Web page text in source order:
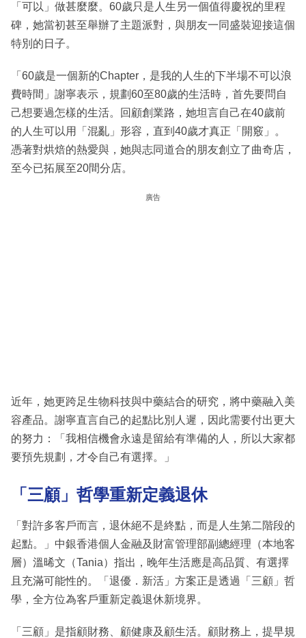
「可以」做甚麼麼。60歲只是人生另一個值得慶祝的里程
碑，她當初甚至舉辦了主題派對，與朋友一同盛裝迎接這個
特別的日子。
「60歲是一個新的Chapter，是我的人生的下半場不可以浪
費時間」謝寧表示，規劃60至80歲的生活時，首先要問自
己想要過怎樣的生活。回顧創業路，她坦言自己在40歲前
的人生可以用「混亂」形容，直到40歲才真正「開竅」。
憑著對烘焙的熱愛與，她與志同道合的朋友創立了曲奇店，
至今已拓展至20間分店。
廣告
近年，她更跨足生物科技與中藥結合的研究，將中藥融入美
容產品。謝寧直言自己的起點比別人遲，因此需要付出更大
的努力：「我相信機會永遠是留給有準備的人，所以大家都
要預先規劃，才令自己有選擇。」
「三顧」哲學重新定義退休
「對許多客戶而言，退休絕不是終點，而是人生第二階段的
起點。」中銀香港個人金融及財富管理部副總經理（本地客
層）溫晞文（Tania）指出，晚年生活應是高品質、有選擇
且充滿可能性的。「退優．新活」方案正是透過「三顧」哲
學，全方位為客戶重新定義退休新境界。
「三顧」是指顧財務、顧健康及顧生活。顧財務上，提早規